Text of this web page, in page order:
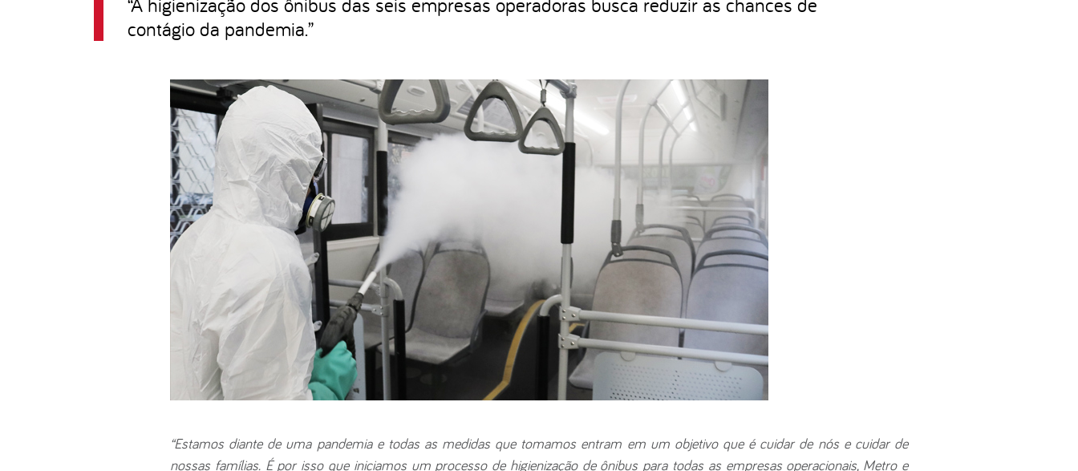
contágio da pandemia.”
“Estamos diante de uma pandemia e todas as medidas que tomamos entram em um objetivo que é cuidar de nós e cuidar de
nossas famílias. É por isso que iniciamos um processo de higienização de ônibus para todas as empresas operacionais, Metro e